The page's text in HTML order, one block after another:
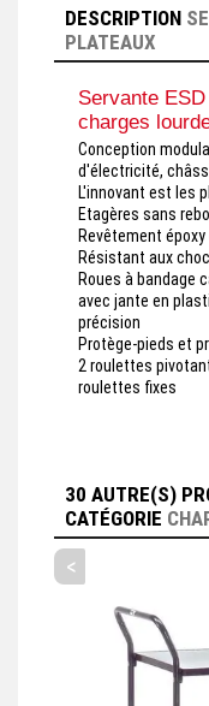
DESCRIPTION
PLATEAUX
Servante
charges
Conception
d'électricité,
L'innovant est les
Etagères sans
Revêtement époxy
Résistant aux
Roues à bandage
avec jante en
précision
Protège-pieds et
2 roulettes
roulettes fixes
30 AUTRE(S)
CATÉGORIE
<